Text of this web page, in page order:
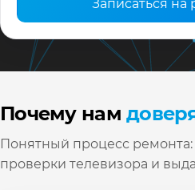
Записаться на
Почему нам
Понятный процесс
проверки телевизора и